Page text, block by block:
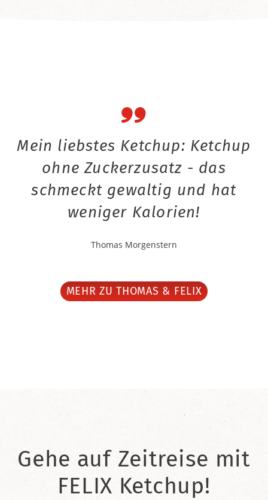
Mein liebstes Ketchup: Ketchup
ohne Zuckerzusatz - das
schmeckt gewaltig und hat
weniger Kalorien!
Thomas Morgenstern
MEHR ZU THOMAS & FELIX
Gehe auf Zeitreise mit
FELIX Ketchup!